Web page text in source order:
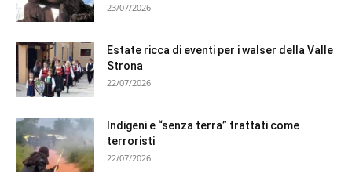
23/07/2026
Estate ricca di eventi per i walser della Valle
Strona
22/07/2026
Indigeni e “senza terra” trattati come
terroristi
22/07/2026